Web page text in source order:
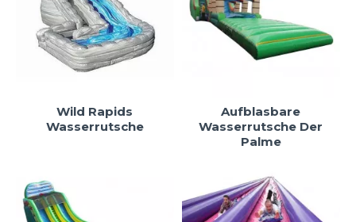
Wild Rapids
Wasserrutsche
Aufblasbare
Wasserrutsche Der
Palme